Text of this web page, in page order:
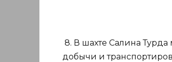
8. В шахте Салина
добычи и